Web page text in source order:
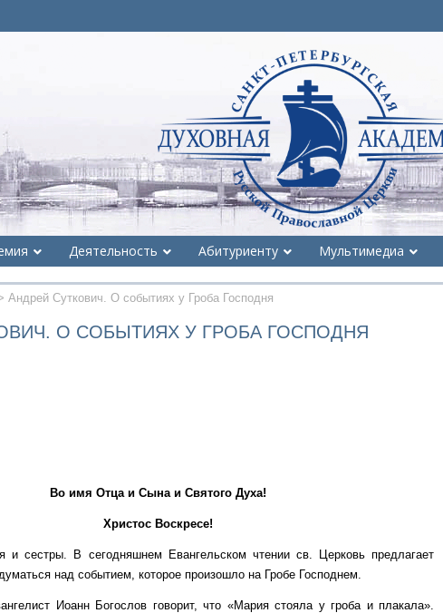
Деятельность Абитуриенту Мультимедиа
Андрей Суткович. О событиях у Гроба Господня
О СОБЫТИЯХ У ГРОБА ГОСПОДНЯ
Во имя Отца и Сына и Святого Духа!
Христос Воскресе!
и сестры. В сегодняшнем Евангельском чтении св. Церковь предлагает
над событием, которое произошло на Гробе Господнем.
Иоанн Богослов говорит, что «Мария стояла у гроба и плакала».